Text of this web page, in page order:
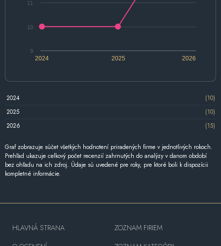
2024 2026
2025
9
10
11
2024
(10)
2025
(10)
2026
(15)
Graf zobrazuje súčet všetkých hodnotení priradených firme v jednotlivých rokoch.
Prehľad ukazuje celkový počet recenzií zahrnutých do analýzy v danom období
bez ohľadu na ich zdroj. Údaje sú uvedené pre roky, pre ktoré boli k dispozícii
kompletné informácie.
HLAVNÁ STRANA
ZOZNAM FIRIEM